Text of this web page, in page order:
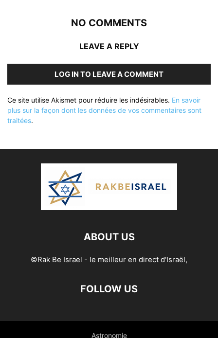
NO COMMENTS
LEAVE A REPLY
LOG IN TO LEAVE A COMMENT
Ce site utilise Akismet pour réduire les indésirables. En savoir
plus sur la façon dont les données de vos commentaires sont
traitées.
ABOUT US
©Rak Be Israel - le meilleur en direct d'Israël,
FOLLOW US
Astronomie